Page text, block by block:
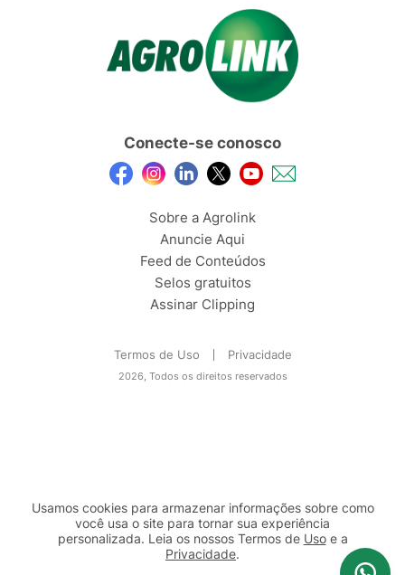
Conecte-se conosco
Sobre a Agrolink
Anuncie Aqui
Feed de Conteúdos
Selos gratuitos
Assinar Clipping
Termos de Uso Privacidade
2026, Todos os direitos reservados
Usamos cookies para armazenar informações sobre como
você usa o site para tornar sua experiência
personalizada. Leia os nossos Termos de Usoe a
Privacidade.